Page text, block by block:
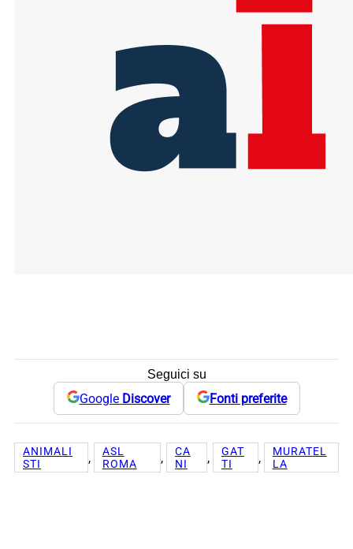
Seguici su
Google Discover Fonti preferite
ANIMALI
STI
,
ASL
ROMA
,
CA
NI
,
GAT
TI
,
MURATEL
LA